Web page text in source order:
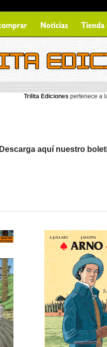
Trilita Ediciones pertenece a
Descarga aquí nuestro